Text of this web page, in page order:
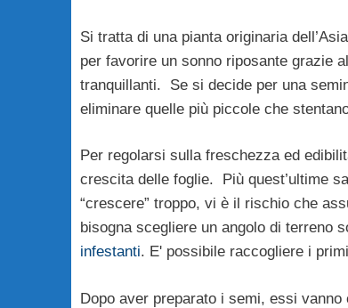
Si tratta di una pianta originaria
per favorire un sonno riposante grazie
tranquillanti. Se si decide per una
eliminare quelle più piccole che
Per regolarsi sulla freschezza ed
crescita delle foglie. Più quest’ultime
“crescere” troppo, vi è il rischio che
bisogna scegliere un angolo di terreno
infestanti. E' possibile raccogliere i
Dopo aver preparato i semi, essi